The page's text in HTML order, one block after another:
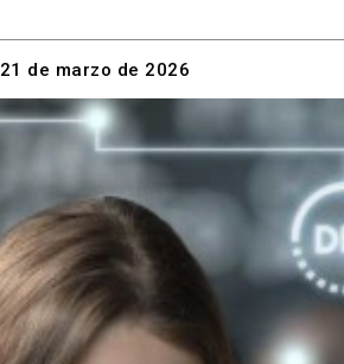
21 de marzo de 2026